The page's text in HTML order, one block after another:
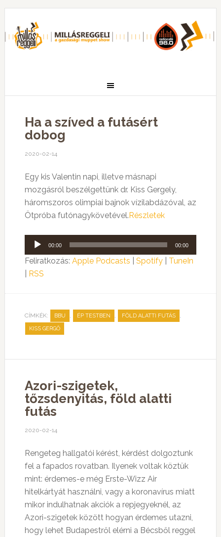
Ha a szíved a futásért
dobog
2020-02-14
Egy kis Valentin napi, illetve másnapi
mozgásról beszélgettünk dr. Kiss Gergely,
háromszoros olimpiai bajnok vízilabdázóval, az
Ötpróba futónagykövetével.Részletek
Audió
lejátszó
00:00 00:00
Feliratkozás: Apple Podcasts Spotify| TuneIn
RSS
CÍMKÉK: BBU , ÉP TESTBEN , FÖLD ALATTI FUTÁS ,
KISS GERGŐ
Azori-szigetek,
tőzsdenyitás, föld alatti
futás
2020-02-14
Rengeteg hallgatói kérést, kérdést dolgoztunk
fel a fapados rovatban. Ilyenek voltak köztük
mint: érdemes-e még Erste-Wizz Air
hitelkártyát használni, vagy a koronavírus miatt
mikor indulhatnak akciók a repjegyeknél, az
Azori-szigetek között hogyan érdemes utazni,
hogy lehet Budapestről elérni a Bécsből reggel